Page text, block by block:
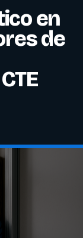
en
de